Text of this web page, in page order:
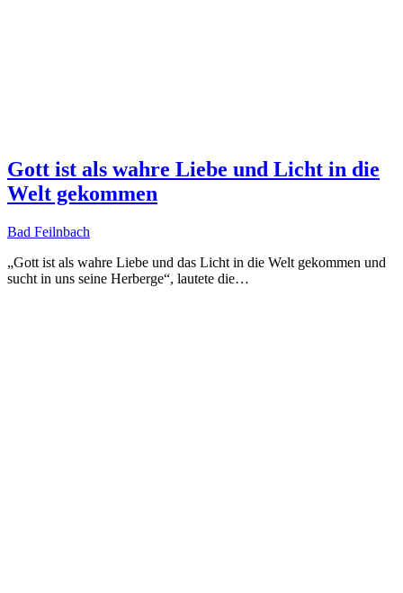
Gott ist als wahre Liebe und Licht in die
Welt gekommen
Bad Feilnbach
„Gott ist als wahre Liebe und das Licht in die Welt gekommen und
sucht in uns seine Herberge“, lautete die…